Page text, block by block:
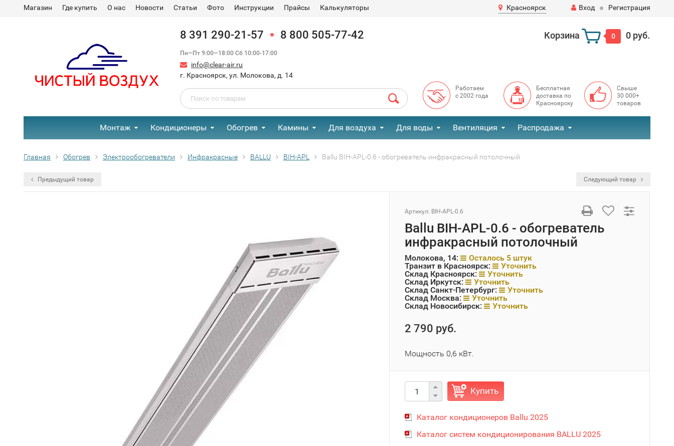
Магазин Где купить О нас Новости Статьи Фото Инструкции Прайсы Калькуляторы Красноярск Вход Регистрация
8 391 290-21-57 8 800 505-77-42
Пн—Пт 9:00—18:00 Сб 10:00-17:00
info@clear-air.ru
г. Красноярск, ул. Молокова, д. 14
Корзина 0 0 руб.
Работаем
с 2002 года
Бесплатная
доставка по
Красноярску
Свыше
30 000+
товаров
Монтаж Кондиционеры Обогрев Камины Для воздуха Для воды Вентиляция Распродажа
Главная Обогрев Электрообогреватели Инфракрасные BALLU BIH-APL Ballu BIH-APL-0.6 - обогреватель инфракрасный потолочный
Предыдущий товар Следующий товар
Артикул: BIH-APL-0.6
Ballu BIH-APL-0.6 - обогреватель
инфракрасный потолочный
Молокова, 14:
Осталось 5 штук
Транзит в Красноярск:
Уточнить
Склад Красноярск:
Уточнить
Склад Иркутск:
Уточнить
Склад Санкт-Петербург:
Уточнить
Склад Москва:
Уточнить
Склад Новосибирск:
Уточнить
2 790 руб.
Мощность 0,6 кВт.
Купить
Каталог кондиционеров Ballu 2025
Каталог систем кондиционирования BALLU 2025